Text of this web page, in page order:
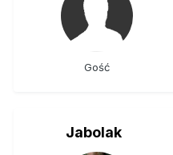
Gość
Jabolak